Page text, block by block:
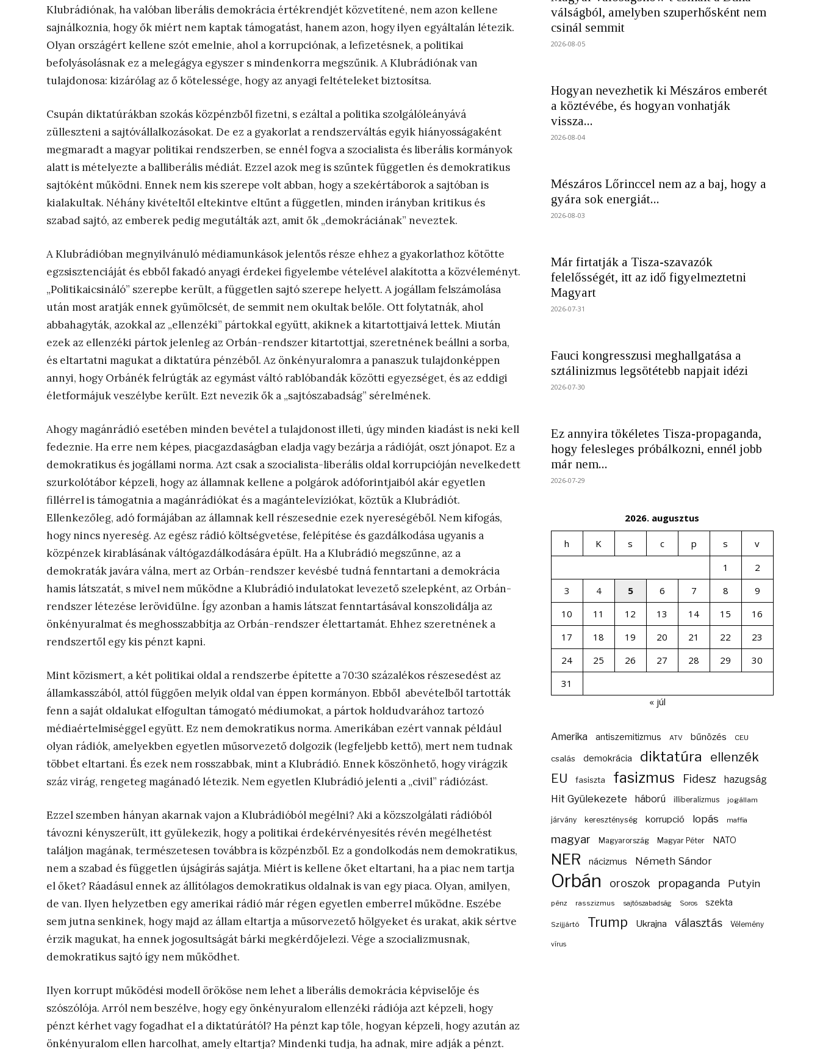
Klubrádiónak, ha valóban liberális demokrácia értékrendjét közvetítené, nem azon kellene
sajnálkoznia, hogy ők miért nem kaptak támogatást, hanem azon, hogy ilyen egyáltalán létezik.
Olyan országért kellene szót emelnie, ahol a korrupciónak, a lefizetésnek, a politikai
befolyásolásnak ez a melegágya egyszer s mindenkorra megszűnik. A Klubrádiónak van
tulajdonosa: kizárólag az ő kötelessége, hogy az anyagi feltételeket biztosítsa.
Csupán diktatúrákban szokás közpénzből fizetni, s ezáltal a politika szolgálóleányává
zülleszteni a sajtóvállalkozásokat. De ez a gyakorlat a rendszerváltás egyik hiányosságaként
megmaradt a magyar politikai rendszerben, se ennél fogva a szocialista és liberális kormányok
alatt is mételyezte a balliberális médiát. Ezzel azok meg is szűntek független és demokratikus
sajtóként működni. Ennek nem kis szerepe volt abban, hogy a szekértáborok a sajtóban is
kialakultak. Néhány kivételtől eltekintve eltűnt a független, minden irányban kritikus és
szabad sajtó, az emberek pedig megutálták azt, amit ők „demokráciának” neveztek.
A Klubrádióban megnyilvánuló médiamunkások jelentős része ehhez a gyakorlathoz kötötte
egzsisztenciáját és ebből fakadó anyagi érdekei figyelembe vételével alakította a közvéleményt.
„Politikaicsináló” szerepbe került, a független sajtó szerepe helyett. A jogállam felszámolása
után most aratják ennek gyümölcsét, de semmit nem okultak belőle. Ott folytatnák, ahol
abbahagyták, azokkal az „ellenzéki” pártokkal együtt, akiknek a kitartottjaivá lettek. Miután
ezek az ellenzéki pártok jelenleg az Orbán-rendszer kitartottjai, szeretnének beállni a sorba,
és eltartatni magukat a diktatúra pénzéből. Az önkényuralomra a panaszuk tulajdonképpen
annyi, hogy Orbánék felrúgták az egymást váltó rablóbandák közötti egyezséget, és az eddigi
életformájuk veszélybe került. Ezt nevezik ők a „sajtószabadság” sérelmének.
Ahogy magánrádió esetében minden bevétel a tulajdonost illeti, úgy minden kiadást is neki kell
fedeznie. Ha erre nem képes, piacgazdaságban eladja vagy bezárja a rádióját, oszt jónapot. Ez a
demokratikus és jogállami norma. Azt csak a szocialista-liberális oldal korrupcióján nevelkedett
szurkolótábor képzeli, hogy az államnak kellene a polgárok adóforintjaiból akár egyetlen
fillérrel is támogatnia a magánrádiókat és a magántelevíziókat, köztük a Klubrádiót.
Ellenkezőleg, adó formájában az államnak kell részesednie ezek nyereségéből. Nem kifogás,
hogy nincs nyereség. Az egész rádió költségvetése, felépítése és gazdálkodása ugyanis a
közpénzek kirablásának váltógazdálkodására épült. Ha a Klubrádió megszűnne, az a
demokraták javára válna, mert az Orbán-rendszer kevésbé tudná fenntartani a demokrácia
hamis látszatát, s mivel nem működne a Klubrádió indulatokat levezető szelepként, az Orbán-
rendszer létezése lerövidülne. Így azonban a hamis látszat fenntartásával konszolidálja az
önkényuralmat és meghosszabbítja az Orbán-rendszer élettartamát. Ehhez szeretnének a
rendszertől egy kis pénzt kapni.
Mint közismert, a két politikai oldal a rendszerbe építette a 70:30 százalékos részesedést az
államkasszából, attól függően melyik oldal van éppen kormányon. Ebből abevételből tartották
fenn a saját oldalukat elfogultan támogató médiumokat, a pártok holdudvarához tartozó
médiaértelmiséggel együtt. Ez nem demokratikus norma. Amerikában ezért vannak például
olyan rádiók, amelyekben egyetlen műsorvezető dolgozik (legfeljebb kettő), mert nem tudnak
többet eltartani. És ezek nem rosszabbak, mint a Klubrádió. Ennek köszönhető, hogy virágzik
száz virág, rengeteg magánadó létezik. Nem egyetlen Klubrádió jelenti a „civil” rádiózást.
Ezzel szemben hányan akarnak vajon a Klubrádióból megélni? Aki a közszolgálati rádióból
távozni kényszerült, itt gyülekezik, hogy a politikai érdekérvényesítés révén megélhetést
találjon magának, természetesen továbbra is közpénzből. Ez a gondolkodás nem demokratikus,
nem a szabad és független újságírás sajátja. Miért is kellene őket eltartani, ha a piac nem tartja
el őket? Ráadásul ennek az állítólagos demokratikus oldalnak is van egy piaca. Olyan, amilyen,
de van. Ilyen helyzetben egy amerikai rádió már régen egyetlen emberrel működne. Eszébe
sem jutna senkinek, hogy majd az állam eltartja a műsorvezető hölgyeket és urakat, akik sértve
érzik magukat, ha ennek jogosultságát bárki megkérdőjelezi. Vége a szocializmusnak,
demokratikus sajtó így nem működhet.
Ilyen korrupt működési modell örököse nem lehet a liberális demokrácia képviselője és
szószólója. Arról nem beszélve, hogy egy önkényuralom ellenzéki rádiója azt képzeli, hogy
pénzt kérhet vagy fogadhat el a diktatúrától? Ha pénzt kap tőle, hogyan képzeli, hogy azután az
önkényuralom ellen harcolhat, amely eltartja? Mindenki tudja, ha adnak, mire adják a pénzt.
válságból, amelyben szuperhősként nem
csinál semmit
2026-08-05
Hogyan nevezhetik ki Mészáros emberét
a köztévébe, és hogyan vonhatják
vissza...
2026-08-04
Mészáros Lőrinccel nem az a baj, hogy a
gyára sok energiát...
2026-08-03
Már firtatják a Tisza-szavazók
felelősségét, itt az idő figyelmeztetni
Magyart
2026-07-31
Fauci kongresszusi meghallgatása a
sztálinizmus legsötétebb napjait idézi
2026-07-30
Ez annyira tökéletes Tisza-propaganda,
hogy felesleges próbálkozni, ennél jobb
már nem...
2026-07-29
2026. augusztus
h K s c p s
v
1
2
3
4 5 6 7 8
9
10
11 12 13 14 15
16
17
18 19 20 21 22
23
24
25 26 27 28 29
30
31
« júl
Amerika antiszemitizmus ATV bűnözés CEU
csalás demokrácia diktatúra ellenzék
EU fasiszta fasizmus Fidesz hazugság
Hit Gyülekezete háború illiberalizmus jogállam
járvány kereszténység korrupció lopás maffia
magyar Magyarország Magyar Péter NATO
NER nácizmus Németh Sándor
Orbán oroszok propaganda Putyin
pénz rasszizmus sajtószabadság Soros szekta
Szijjártó Trump Ukrajna választás Vélemény
vírus